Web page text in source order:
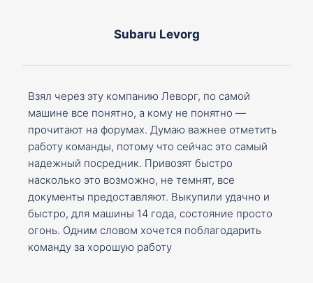
Subaru Levorg
Взял через эту компанию Леворг, по самой
машине все понятно, а кому не понятно —
прочитают на форумах. Думаю важнее отметить
работу команды, потому что сейчас это самый
надежный посредник. Привозят быстро
насколько это возможно, не темнят, все
документы предоставляют. Выкупили удачно и
быстро, для машины 14 года, состояние просто
огонь. Одним словом хочется поблагодарить
команду за хорошую работу